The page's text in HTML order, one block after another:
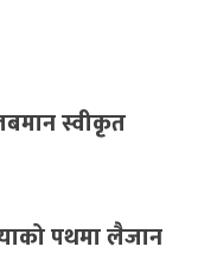
स्वीकृत
पथमा लैजान